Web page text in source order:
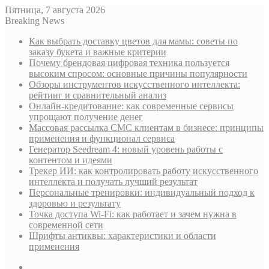
Пятница, 7 августа 2026
Breaking News
Как выбрать доставку цветов для мамы: советы по
заказу букета и важные критерии
Почему брендовая цифровая техника пользуется
высоким спросом: основные причины популярности
Обзоры инструментов искусственного интеллекта:
рейтинг и сравнительный анализ
Онлайн-кредитование: как современные сервисы
упрощают получение денег
Массовая рассылка СМС клиентам в бизнесе: принципы
применения и функционал сервиса
Генератор Seedream 4: новый уровень работы с
контентом и идеями
Трекер ИИ: как контролировать работу искусственного
интеллекта и получать лучший результат
Персональные тренировки: индивидуальный подход к
здоровью и результату
Точка доступа Wi-Fi: как работает и зачем нужна в
современной сети
Шрифты антиквы: характеристики и области
применения